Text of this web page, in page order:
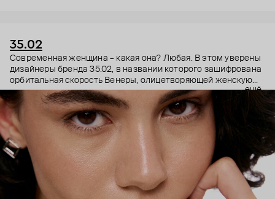
35.02
Современная женщина – какая она? Любая. В этом уверены
дизайнеры бренда 35.02, в названии которого зашифрована
орбитальная скорость Венеры, олицетворяющей женскую
энергию. Поэтому в украшениях 35.02 сочетается, казалось
бы, несочетаемое – все грани характера. Женственность и
строгость, плавные линии с графичными силуэтами,
современность и классика. В этих украшениях сплетаются
две стороны характера. Черные бриллианты –
таинственность, спрятанная в глубине личности. А белые –
ясная частица нашей души, все светлое, что в нас есть.
Украшения 35.02 – ваш рассказ о себе без слов.
ещё